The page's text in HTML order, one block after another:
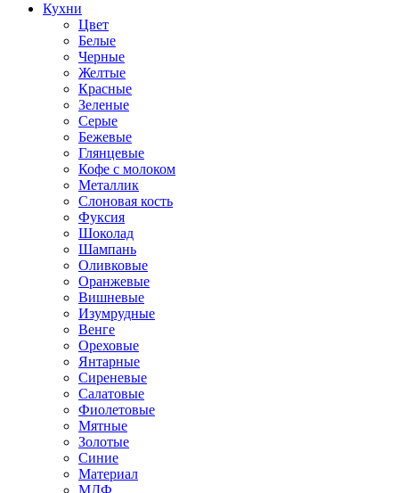
Кухни
Цвет
Белые
Черные
Желтые
Красные
Зеленые
Серые
Бежевые
Глянцевые
Кофе с молоком
Металлик
Слоновая кость
Фуксия
Шоколад
Шампань
Оливковые
Оранжевые
Вишневые
Изумрудные
Венге
Ореховые
Янтарные
Сиреневые
Салатовые
Фиолетовые
Мятные
Золотые
Синие
Материал
МДФ